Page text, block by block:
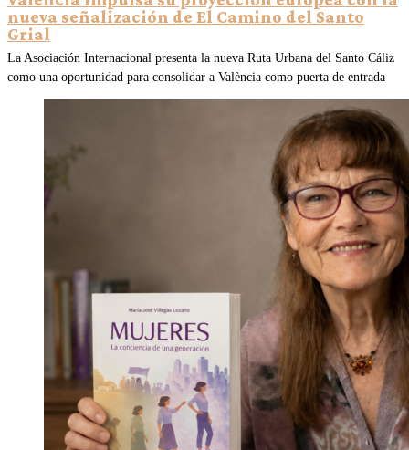
nueva señalización de El Camino del Santo
Grial
La Asociación Internacional presenta la nueva Ruta Urbana del Santo Cáliz
como una oportunidad para consolidar a València como puerta de entrada